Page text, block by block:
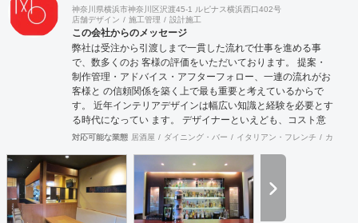
神奈川県横浜市神奈川区沢渡45-1 ルピナス横浜西口402号
店舗デザイン
施工管理 設計施工
この会社からのメッセージ
弊社は受注から引渡しまで一貫した流れで仕事を進める事
で、数多くのお 客様の評価をいただいております。 提案・
制作管理・アドバイス・アフターフォロー、一連の流れがお
客様と の信頼関係を築く上で最も重要と考えているからで
す。 近年インテリアデザインは幅広い知識と経験を必要とす
る時代になってい ます。 デザイナーといえども、コスト意
識・建築・設備・法規、多方面の経験と 知識が要求されま
験豊富なデザイナー、建築士が、数多くの実績をもとに「よ
い仕 事」を提供できるように努力しております。
対応可能な業態 居酒屋 ダイニング・バー イタリアン・フレンチ カフェ